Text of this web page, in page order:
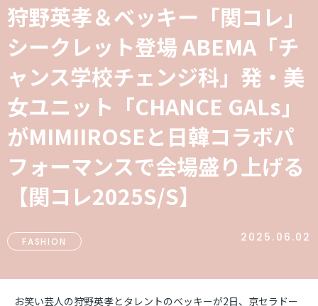
狩野英孝＆ベッキー「関コレ」
シークレット登場 ABEMA「チ
ャンス学校チェンジ科」発・美
女ユニット「CHANCE GALs」
がMIMIIROSEと日韓コラボパ
フォーマンスで会場盛り上げる
【関コレ2025S/S】
FASHION 2025.06.02
お笑い芸人の狩野英孝とタレントのベッキーが2日、京セラドー